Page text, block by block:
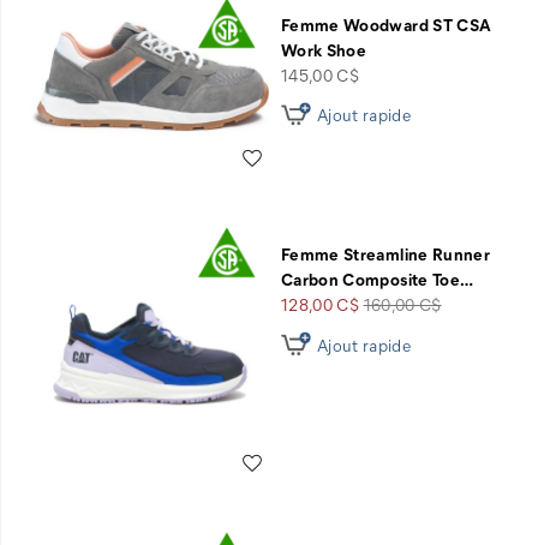
Femme Woodward ST CSA
Work Shoe
price
145,00 C$
Ajout rapide
Femme Streamline Runner
Carbon Composite Toe…
Prix
soldé
128,00 C$Prix
départ
160,00 C$
Ajout rapide